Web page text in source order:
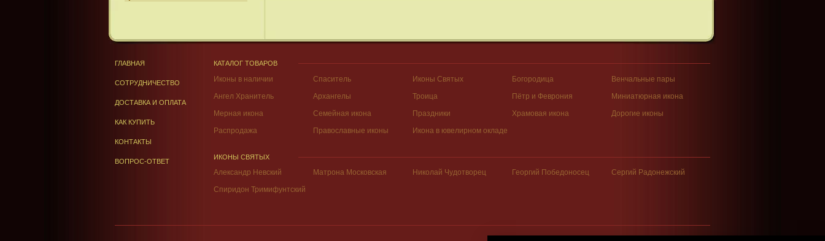
ГЛАВНАЯ
СОТРУДНИЧЕСТВО
ДОСТАВКА И ОПЛАТА
КАК КУПИТЬ
КОНТАКТЫ
ВОПРОС-ОТВЕТ
КАТАЛОГ ТОВАРОВ
Иконы в наличии Спаситель Иконы Святых Богородица
Венчальные пары
Ангел Хранитель
Архангелы Троица Пётр и Феврония
Миниатюрная икона
Мерная икона
Семейная икона Праздники Храмовая икона
Дорогие иконы
Распродажа
Православные иконы Икона в ювелирном окладе
ИКОНЫ СВЯТЫХ
Александр Невский Матрона Московская Николай Чудотворец Георгий Победоносец
Сергий Радонежский
Спиридон Тримифунтский